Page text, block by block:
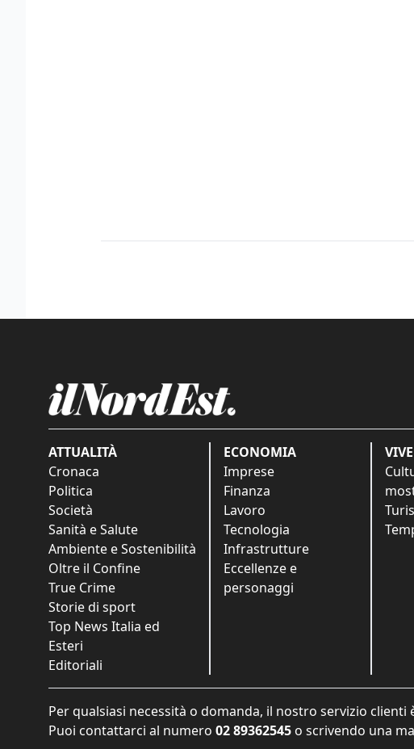
ATTUALITÀ
Cronaca
Politica
Società
Sanità e Salute
Ambiente e Sostenibilità
Oltre il Confine
True Crime
Storie di sport
Top News Italia ed
Esteri
Editoriali
ECONOMIA
Imprese
Finanza
Lavoro
Tecnologia
Infrastrutture
Eccellenze e
personaggi
Per qualsiasi necessità o domanda, il nostro servizio clienti
Puoi contattarci al numero 02 89362545 o scrivendo una